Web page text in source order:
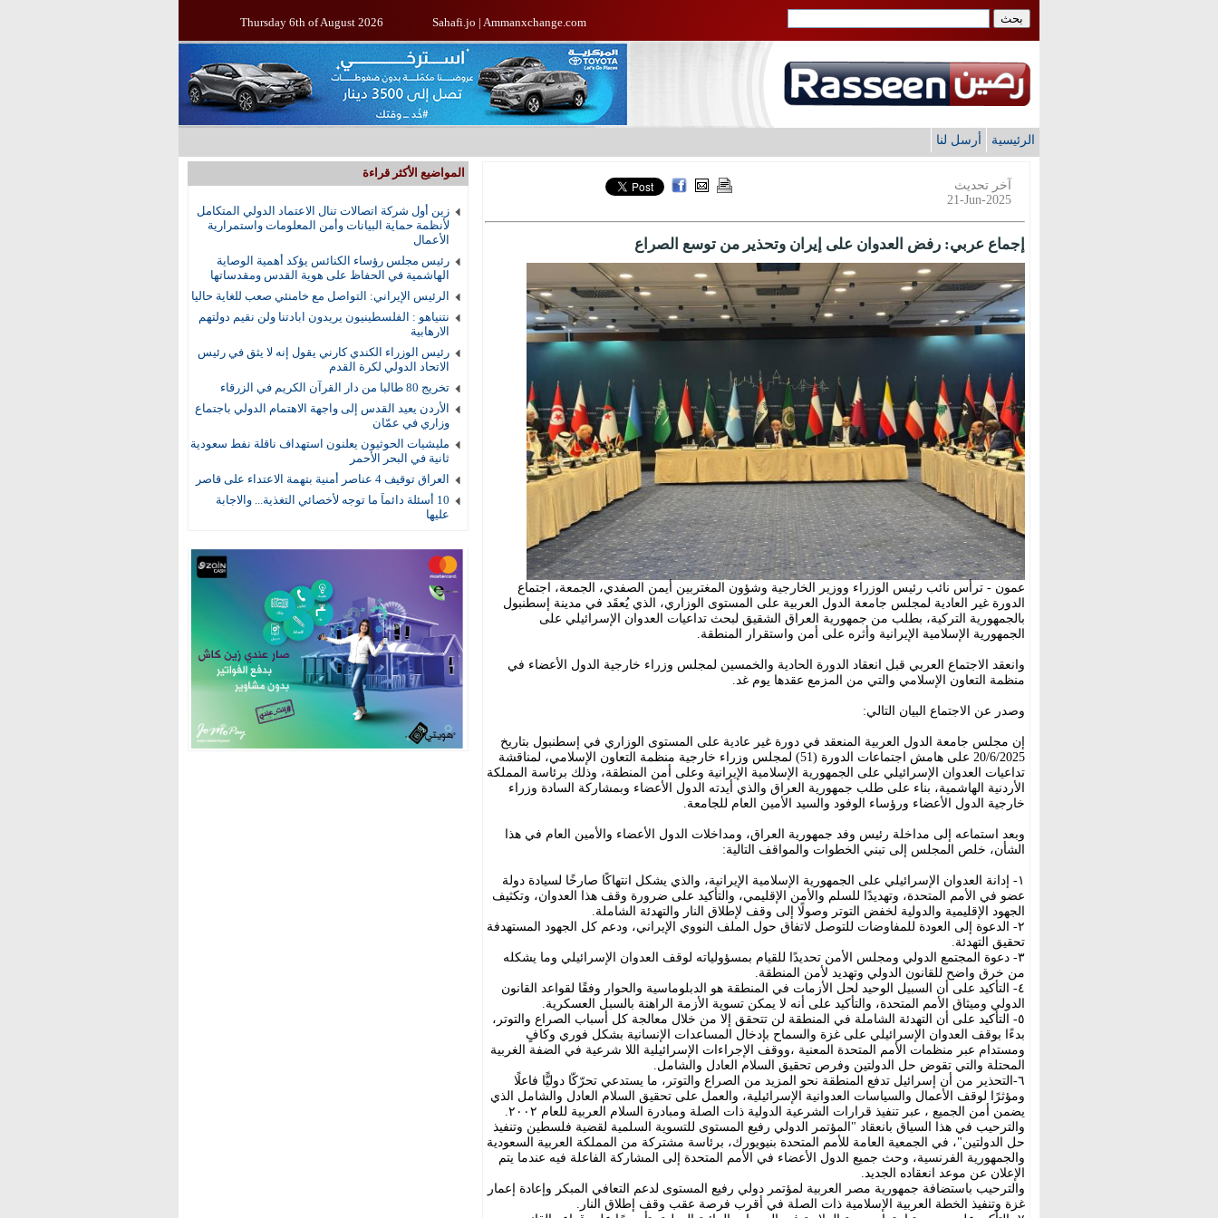
Thursday 6th of August 2026 Sahafi.jo | Ammanxchange.com
الرئيسية أرسل لنا
المواضيع الأكثر قراءة
زين أول شركة اتصالات تنال الاعتماد الدولي المتكامل
لأنظمة حماية البيانات وأمن المعلومات واستمرارية
الأعمال
رئيس مجلس رؤساء الكنائس يؤكد أهمية الوصاية
الهاشمية في الحفاظ على هوية القدس ومقدساتها
الرئيس الإيراني: التواصل مع خامنئي صعب للغاية حاليا
نتنياهو : الفلسطينيون يريدون ابادتنا ولن نقيم دولتهم
الارهابية
رئيس الوزراء الكندي كارني يقول إنه لا يثق في رئيس
الاتحاد الدولي لكرة القدم
تخريج 80 طالبا من دار القرآن الكريم في الزرقاء
الأردن يعيد القدس إلى واجهة الاهتمام الدولي باجتماع
وزاري في عمّان
مليشيات الحوثيون يعلنون استهداف ناقلة نفط سعودية
ثانية في البحر الأحمر
العراق توقيف 4 عناصر أمنية بتهمة الاعتداء على قاصر
10 أسئلة دائماً ما توجه لأخصائي التغذية... والاجابة
عليها
آخر تحديث
21-Jun-2025
إجماع عربي: رفض العدوان على إيران وتحذير من توسع الصراع
عمون - ترأس نائب رئيس الوزراء ووزير الخارجية وشؤون المغتربين أيمن الصفدي، الجمعة، اجتماع
الدورة غير العادية لمجلس جامعة الدول العربية على المستوى الوزاري، الذي يُعقَد في مدينة إسطنبول
بالجمهورية التركية، بطلب من جمهورية العراق الشقيق لبحث تداعيات العدوان الإسرائيلي على
الجمهورية الإسلامية الإيرانية وأثره على أمن واستقرار المنطقة.
وانعقد الاجتماع العربي قبل انعقاد الدورة الحادية والخمسين لمجلس وزراء خارجية الدول الأعضاء في
منظمة التعاون الإسلامي والتي من المزمع عقدها يوم غد.
وصدر عن الاجتماع البيان التالي:
إن مجلس جامعة الدول العربية المنعقد في دورة غير عادية على المستوى الوزاري في إسطنبول بتاريخ
20/6/2025 على هامش اجتماعات الدورة (51) لمجلس وزراء خارجية منظمة التعاون الإسلامي، لمناقشة
تداعيات العدوان الإسرائيلي على الجمهورية الإسلامية الإيرانية وعلى أمن المنطقة، وذلك برئاسة المملكة
الأردنية الهاشمية، بناء على طلب جمهورية العراق والذي أيدته الدول الأعضاء وبمشاركة السادة وزراء
خارجية الدول الأعضاء ورؤساء الوفود والسيد الأمين العام للجامعة.
وبعد استماعه إلى مداخلة رئيس وفد جمهورية العراق، ومداخلات الدول الأعضاء والأمين العام في هذا
الشأن، خلص المجلس إلى تبني الخطوات والمواقف التالية:
١- إدانة العدوان الإسرائيلي على الجمهورية الإسلامية الإيرانية، والذي يشكل انتهاكًا صارخًا لسيادة دولة
عضو في الأمم المتحدة، وتهديدًا للسلم والأمن الإقليمي، والتأكيد على ضرورة وقف هذا العدوان، وتكثيف
الجهود الإقليمية والدولية لخفض التوتر وصولًا إلى وقف لإطلاق النار والتهدئة الشاملة.
٢- الدعوة إلى العودة للمفاوضات للتوصل لاتفاق حول الملف النووي الإيراني، ودعم كل الجهود المستهدفة
تحقيق التهدئة.
٣- دعوة المجتمع الدولي ومجلس الأمن تحديدًا للقيام بمسؤولياته لوقف العدوان الإسرائيلي وما يشكله
من خرق واضح للقانون الدولي وتهديد لأمن المنطقة.
٤- التأكيد على أن السبيل الوحيد لحل الأزمات في المنطقة هو الدبلوماسية والحوار وفقًا لقواعد القانون
الدولي وميثاق الأمم المتحدة، والتأكيد على أنه لا يمكن تسوية الأزمة الراهنة بالسبل العسكرية.
٥- التأكيد على أن التهدئة الشاملة في المنطقة لن تتحقق إلا من خلال معالجة كل أسباب الصراع والتوتر،
بدءًا بوقف العدوان الإسرائيلي على غزة والسماح بإدخال المساعدات الإنسانية بشكل فوري وكافٍ
ومستدام عبر منظمات الأمم المتحدة المعنية ،ووقف الإجراءات الإسرائيلية اللا شرعية في الضفة الغربية
المحتلة والتي تقوض حل الدولتين وفرص تحقيق السلام العادل والشامل.
٦-التحذير من أن إسرائيل تدفع المنطقة نحو المزيد من الصراع والتوتر، ما يستدعي تحرّكّا دوليًّا فاعلًا
ومؤثرًا لوقف الأعمال والسياسات العدوانية الإسرائيلية، والعمل على تحقيق السلام العادل والشامل الذي
والترحيب في هذا السياق بانعقاد "المؤتمر الدولي رفيع المستوى للتسوية السلمية لقضية فلسطين وتنفيذ
حل الدولتين"، في الجمعية العامة للأمم المتحدة بنيويورك، برئاسة مشتركة من المملكة العربية السعودية
والجمهورية الفرنسية، وحث جميع الدول الأعضاء في الأمم المتحدة إلى المشاركة الفاعلة فيه عندما يتم
الإعلان عن موعد انعقاده الجديد.
والترحيب باستضافة جمهورية مصر العربية لمؤتمر دولي رفيع المستوى لدعم التعافي المبكر وإعادة إعمار
غزة وتنفيذ الخطة العربية الإسلامية ذات الصلة في أقرب فرصة عقب وقف إطلاق النار.